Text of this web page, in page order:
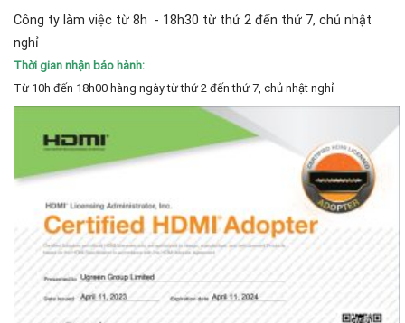
Công ty làm việc từ 8h - 18h30 từ thứ 2 đến thứ 7, chủ nhật
nghỉ
Thời gian nhận bảo hành:
Từ 10h đến 18h00 hàng ngày từ thứ 2 đến thứ 7, chủ nhật nghỉ